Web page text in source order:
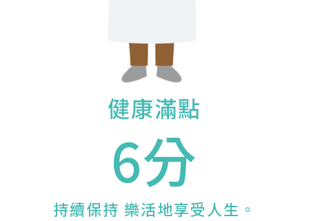
健康滿點
6分
持續保持 樂活地享受人生。